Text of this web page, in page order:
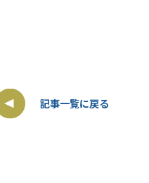
記事一覧に戻る